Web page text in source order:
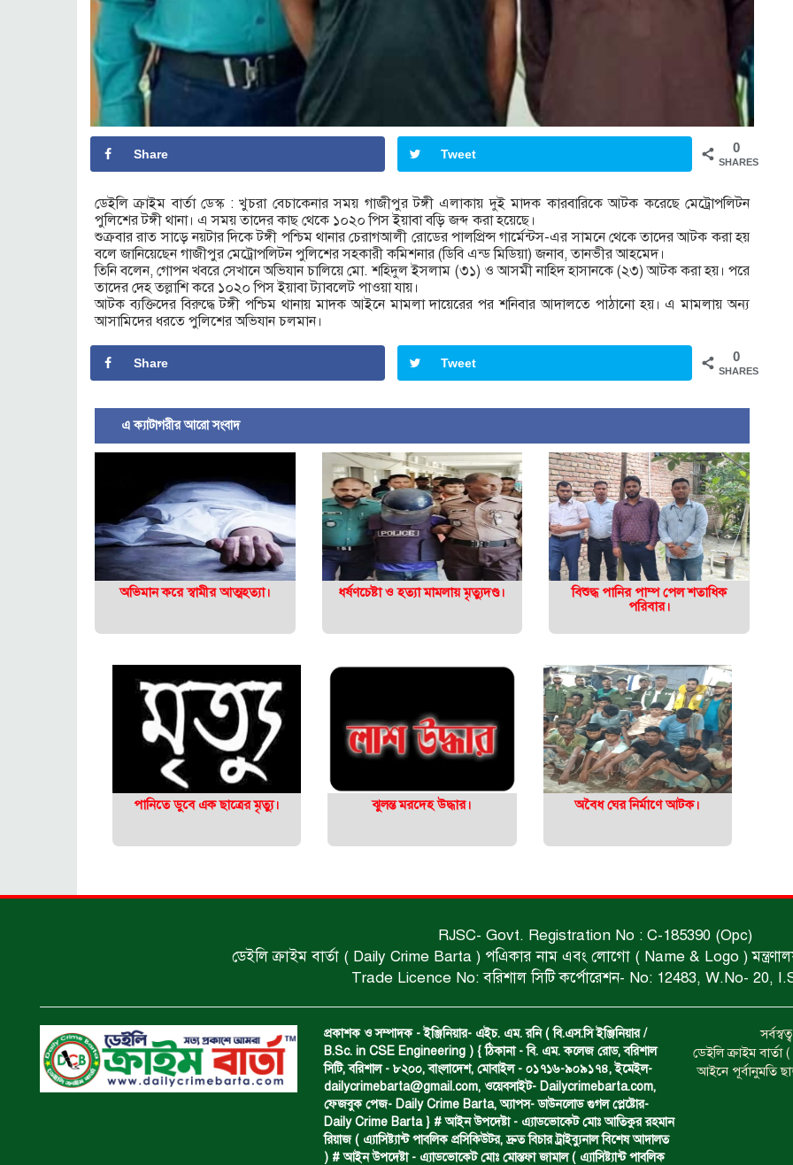
0
SHARES
Share Tweet
ডেইলি ক্রাইম বার্তা ডেস্ক : খুচরা বেচাকেনার সময় গাজীপুর টঙ্গী এলাকায় দুই মাদক কারবারিকে আটক করেছে মেট্রোপলিটন
পুলিশের টঙ্গী থানা। এ সময় তাদের কাছ থেকে ১০২০ পিস ইয়াবা বড়ি জব্দ করা হয়েছে।
শুক্রবার রাত সাড়ে নয়টার দিকে টঙ্গী পশ্চিম থানার চেরাগআলী রোডের পালপ্রিন্স গার্মেন্টস-এর সামনে থেকে তাদের আটক করা হয়
বলে জানিয়েছেন গাজীপুর মেট্রোপলিটন পুলিশের সহকারী কমিশনার (ডিবি এন্ড মিডিয়া) জনাব, তানভীর আহমেদ।
তিনি বলেন, গোপন খবরে সেখানে অভিযান চালিয়ে মো. শহিদুল ইসলাম (৩১) ও আসমী নাহিদ হাসানকে (২৩) আটক করা হয়। পরে
তাদের দেহ তল্লাশি করে ১০২০ পিস ইয়াবা ট্যাবলেট পাওয়া যায়।
আটক ব্যক্তিদের বিরুদ্ধে টঙ্গী পশ্চিম থানায় মাদক আইনে মামলা দায়েরের পর শনিবার আদালতে পাঠানো হয়। এ মামলায় অন্য
আসামিদের ধরতে পুলিশের অভিযান চলমান।
0
SHARES
Share Tweet
এ ক্যাটাগরীর আরো সংবাদ
অভিমান করে স্বামীর আত্মহত্যা। ধর্ষণচেষ্টা ও হত্যা মামলায় মৃত্যুদণ্ড।
বিশুদ্ধ পানির পাম্প পেল শতাধিক
পরিবার।
পানিতে ডুবে এক ছাত্রের মৃত্যু। ঝুলন্ত মরদেহ উদ্ধার। অবৈধ ঘের নির্মাণে আটক।
RJSC- Govt. Registration No : C-185390 (Opc)
ডেইলি ক্রাইম বার্তা ( Daily Crime Barta ) পএিকার নাম এবং লোগো ( Name & Logo ) মন্ত্রণালয়
Trade Licence No: বরিশাল সিটি কর্পোরেশন- No: 12483, W.No- 20,
প্রকাশক ও সম্পাদক - ইঞ্জিনিয়ার- এইচ. এম. রনি ( বি.এস.সি ইঞ্জিনিয়ার /
B.Sc. in CSE Engineering ) { ঠিকানা - বি. এম. কলেজ রোড, বরিশাল
সিটি, বরিশাল - ৮২০০, বাংলাদেশ, মোবাইল - ০১৭১৬-৯০৯১৭৪, ইমেইল-
dailycrimebarta@gmail.com, ওয়েবসাইট- Dailycrimebarta.com,
ফেজবুক পেজ- Daily Crime Barta, অ‍্যাপস- ডাউনলোড গুগল প্লেষ্টোর-
Daily Crime Barta } # আইন উপদেষ্টা - এ্যাডভোকেট মোঃ আতিকুর রহমান
রিয়াজ ( এ‍্যাসিষ্ট‍্যান্ট পাবলিক প্রসিকিউটর, দ্রুত বিচার ট্রাইব্যুনাল বিশেষ আদালত
) # আইন উপদেষ্টা - এ্যাডভোকেট মোঃ মোস্তফা জামাল ( এ‍্যাসিষ্ট‍্যান্ট পাবলিক
ডেইলি ক্রাইম
আইনে পূর্বানুমতি